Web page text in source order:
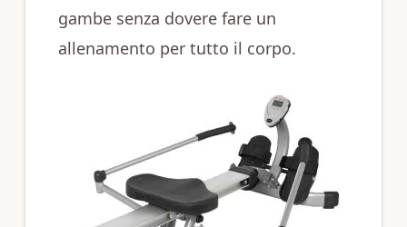
gambe senza dovere fare un
allenamento per tutto il corpo.